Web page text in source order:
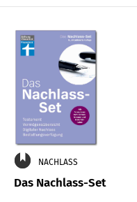
NACHLASS
Das Nachlass-Set